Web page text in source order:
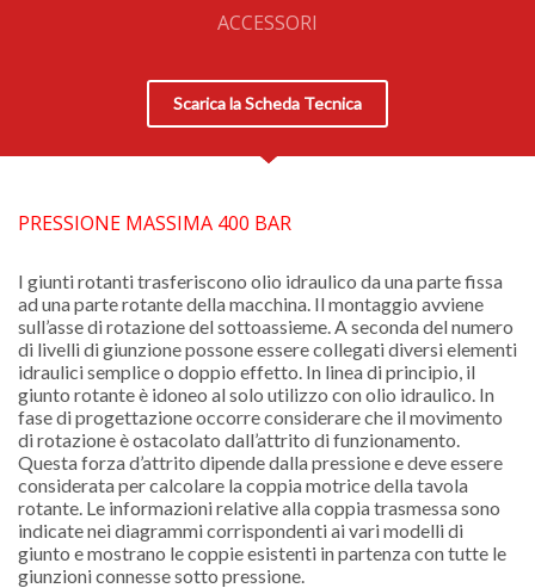
ACCESSORI
Scarica la Scheda Tecnica
PRESSIONE MASSIMA 400 BAR
I giunti rotanti trasferiscono olio idraulico da una parte fissa
ad una parte rotante della macchina. Il montaggio avviene
sull’asse di rotazione del sottoassieme. A seconda del numero
di livelli di giunzione possone essere collegati diversi elementi
idraulici semplice o doppio effetto. In linea di principio, il
giunto rotante è idoneo al solo utilizzo con olio idraulico. In
fase di progettazione occorre considerare che il movimento
di rotazione è ostacolato dall’attrito di funzionamento.
Questa forza d’attrito dipende dalla pressione e deve essere
considerata per calcolare la coppia motrice della tavola
rotante. Le informazioni relative alla coppia trasmessa sono
indicate nei diagrammi corrispondenti ai vari modelli di
giunto e mostrano le coppie esistenti in partenza con tutte le
giunzioni connesse sotto pressione.